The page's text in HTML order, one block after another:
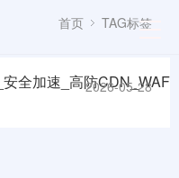
首页 TAG标签
安全加速_高防CDN_WAF
2026-05-28